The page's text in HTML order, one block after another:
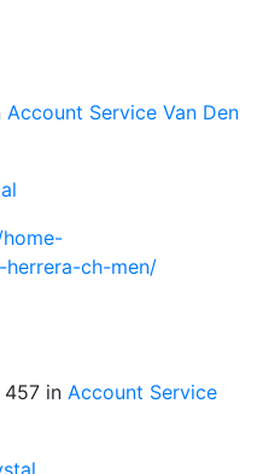
Account Service Van Den
ch-men/
in Account Service